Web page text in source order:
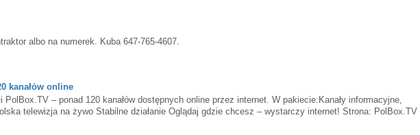
albo na numerek. Kuba 647-765-4607.
kanałów online
– ponad 120 kanałów dostępnych online przez internet. W pakiecie:Kanały informacyjne,
telewizja na żywo Stabilne działanie Oglądaj gdzie chcesz – wystarczy internet! Strona: PolBox.TV